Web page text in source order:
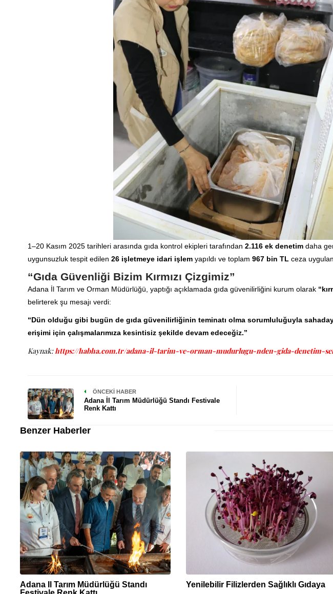
1–20 Kasım 2025 tarihleri arasında gıda kontrol ekipleri tarafından 2.116 ek denetimdaha
uygunsuzluk tespit edilen 26 işletmeye idari işlemyapıldı ve toplam 967 bin TL ceza
“Gıda Güvenliği Bizim Kırmızı Çizgimiz”
Adana İl Tarım ve Orman Müdürlüğü, yaptığı açıklamada gıda güvenilirliğini kurum olarak
belirterek şu mesajı verdi:
“Dün olduğu gibi bugün de gıda güvenilirliğinin teminatı olma sorumluluğuyla
erişimi için çalışmalarımıza kesintisiz şekilde devam edeceğiz.”
Kaynak: https://habha.com.tr/adana-il-tarim-ve-orman-mudurlugu-nden-gida-denetim-
ÖNCEKI HABER
Adana İl Tarım Müdürlüğü Standı Festivale
Renk Kattı
Benzer Haberler
Adana İl Tarım Müdürlüğü Standı
Yenilebilir Filizlerden Sağlıklı Gıdaya